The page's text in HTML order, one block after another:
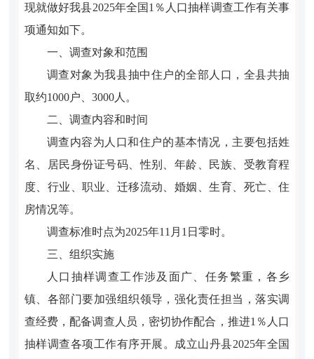
现就做好我县2025年全国 1 ％人口抽样调查工作有关事
项通知如下。
一、调查对象和范围
调查对象为我县抽中住户的全部人口，全县共抽
取约1000户、 3000人。
二、调查内容和时间
调查内容为人口和住户的基本情况，主要包括姓
名、居民身份证号码、性别、年龄、民族、受教育程
度、行业、职业、迁移流动、婚姻、生育、死亡、住
房情况等。
调查标准时点为2025年11 月 1 日零时。
三、组织实施
人口抽样调查工作涉及面广、任务繁重，各 乡
镇、各部门要加强组织领导，强化责任担当，落实调
查经费，配备调查人员，密切协作配合，推进1 ％人口
抽样调查各项工作有序开展。成立山丹县2025年全国